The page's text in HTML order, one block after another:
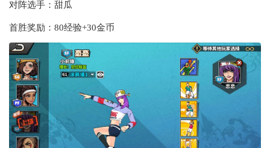
对阵选手：甜瓜
首胜奖励：80经验+30金币